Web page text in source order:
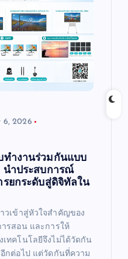
6, 2026
ทำงานร่วมกันแบบ
นำประสบการณ์
ยกระดับสู่ดิจิทัลใน
วเข้าสู่หัวใจสำคัญของ
รสอน และการให้
ทคโนโลยีจึงไม่ได้วัดกัน
กต่อไป แต่วัดกันที่ความ